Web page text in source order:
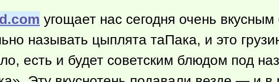
угощает нас сегодня очень
называть цыплята таПака, и это
есть и будет советским блюдом под